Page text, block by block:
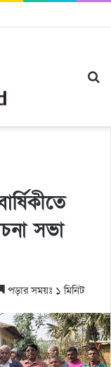
সভা
পড়ার সময়ঃ ১ মিনিট